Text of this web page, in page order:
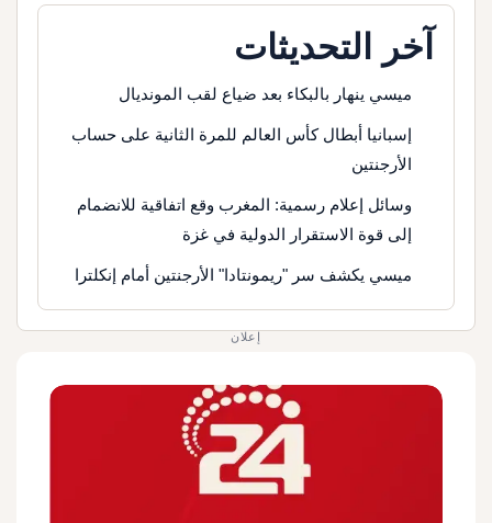
آخر التحديثات
ميسي ينهار بالبكاء بعد ضياع لقب المونديال
إسبانيا أبطال كأس العالم للمرة الثانية على حساب
الأرجنتين
وسائل إعلام رسمية: المغرب وقع اتفاقية للانضمام
إلى قوة الاستقرار الدولية في غزة
ميسي يكشف سر "ريمونتادا" الأرجنتين أمام إنكلترا
إعلان